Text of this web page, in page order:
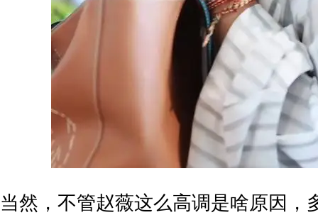
当然，不管赵薇这么高调是啥原因，